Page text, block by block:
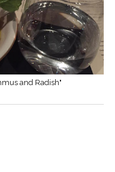
and Radish"